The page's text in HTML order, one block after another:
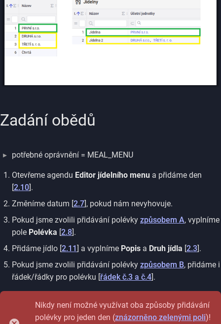
Zadání obědů
potřebné oprávnění = MEAL_MENU
Otevřeme agendu Editor jídelního menu a přidáme den
[2.10].
Změníme datum [2.7], pokud nám nevyhovuje.
Pokud jsme zvolili přidávání polévky způsobem A, vyplníme
pole Polévka [2.8].
Přidáme jídlo [2.11] a vyplníme Popis a Druh jídla [2.3].
Pokud jsme zvolili přidávání polévky způsobem B, přidáme i
řádek/řádky pro polévku [řádek č.3 a č.4].
Nikdy není možné využívat oba způsoby přidávání
polévky pro jeden den (znázorněno zelenými poli)!